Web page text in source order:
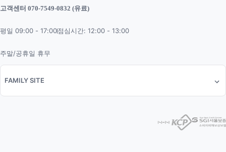
고객센터 070-7549-0832 (유료)
평일 09:00 - 17:00점심시간: 12:00 - 13:00
주말/공휴일 휴무
FAMILY SITE